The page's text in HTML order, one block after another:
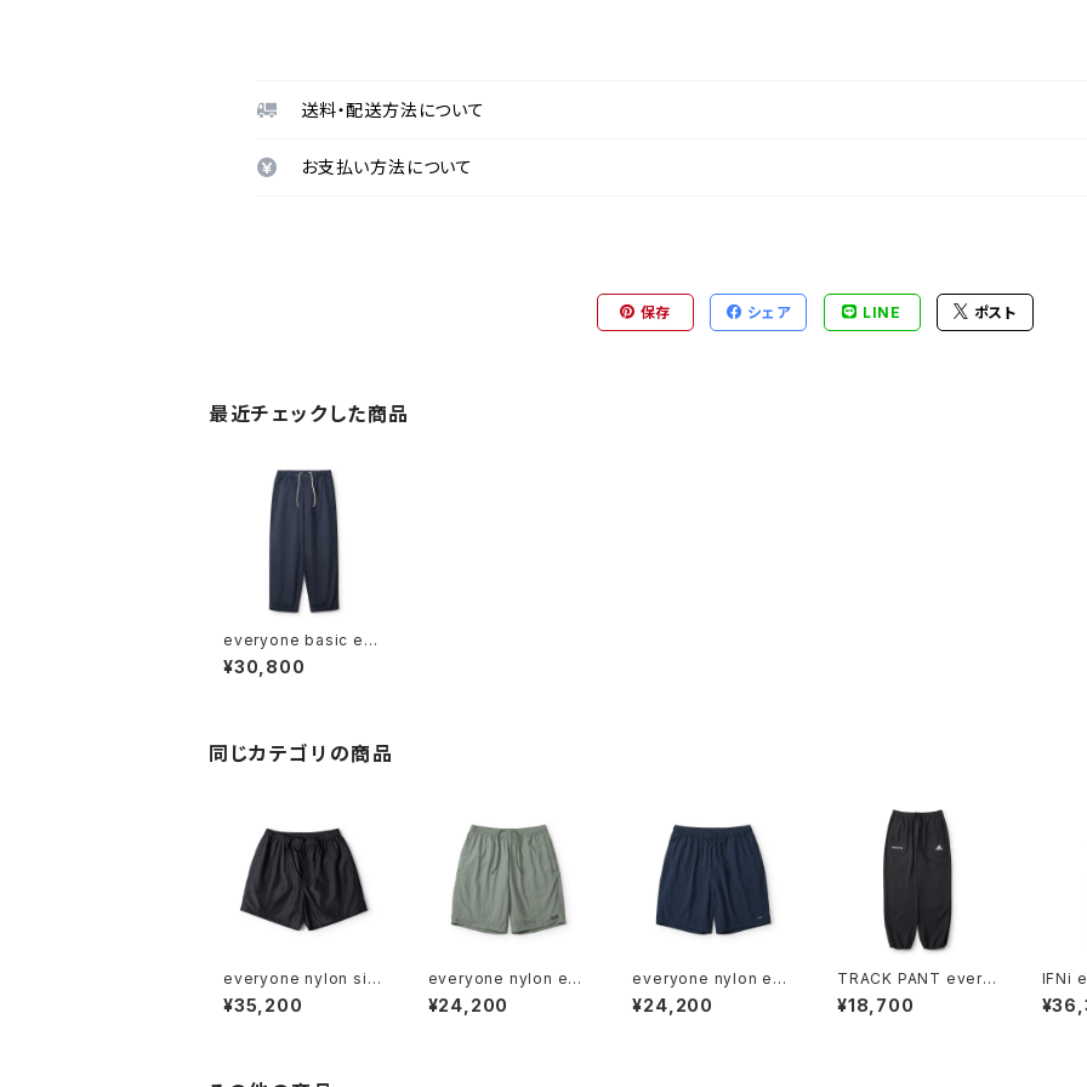
送料・配送方法について
お支払い方法について
保存 シェア LINE ポスト
最近チェックした商品
everyone basic eas
y chino pants (NAV
Y)
¥30,800
同じカテゴリの商品
everyone nylon silk
short pants (BLACK)
¥35,200
everyone nylon eas
y shorts (KHAKI)
¥24,200
everyone nylon eas
y shorts (NAVY)
¥24,200
TRACK PANT every
one (BLACK)
¥18,700
IFNi